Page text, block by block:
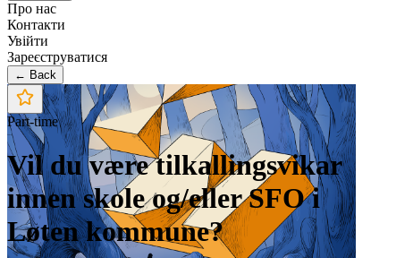
Про нас
Контакти
Увійти
Зареєструватися
← Back
Part-time
Vil du være tilkallingsvikar
innen skole og/eller SFO i
Løten kommune?